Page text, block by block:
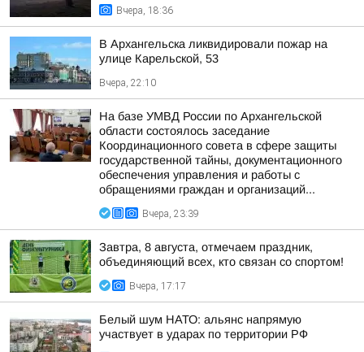
Вчера, 18:36
В Архангельска ликвидировали пожар на
улице Карельской, 53
Вчера, 22:10
На базе УМВД России по Архангельской
области состоялось заседание
Координационного совета в сфере защиты
государственной тайны, документационного
обеспечения управления и работы с
обращениями граждан и организаций...
Вчера, 23:39
Завтра, 8 августа, отмечаем праздник,
объединяющий всех, кто связан со спортом!
Вчера, 17:17
Белый шум НАТО: альянс напрямую
участвует в ударах по территории РФ